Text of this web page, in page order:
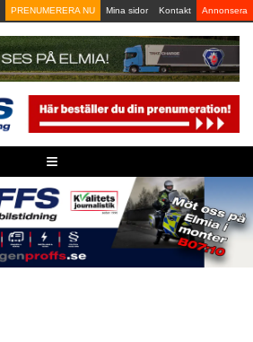
PRENUMERERA NU Mina sidor Kontakt Annonsera
≡